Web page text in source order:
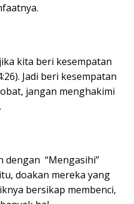
kita beri kesempatan
Jadi beri kesempatan
jangan menghakimi
dengan “Mengasihi”
doakan mereka yang
bersikap membenci,